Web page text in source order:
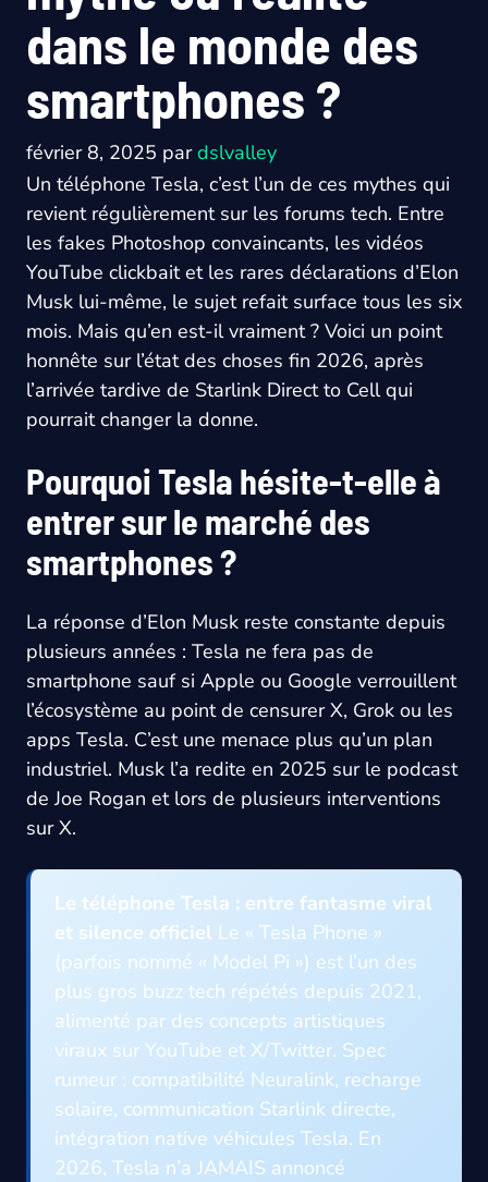
dans le monde des
smartphones ?
février 8, 2025 pardslvalley
Un téléphone Tesla, c’est l’un de ces mythes qui
revient régulièrement sur les forums tech. Entre
les fakes Photoshop convaincants, les vidéos
YouTube clickbait et les rares déclarations d’Elon
Musk lui-même, le sujet refait surface tous les six
mois. Mais qu’en est-il vraiment ? Voici un point
honnête sur l’état des choses fin 2026, après
l’arrivée tardive de Starlink Direct to Cell qui
pourrait changer la donne.
Pourquoi Tesla hésite-t-elle à
entrer sur le marché des
smartphones ?
La réponse d’Elon Musk reste constante depuis
plusieurs années : Tesla ne fera pas de
smartphone sauf si Apple ou Google verrouillent
l’écosystème au point de censurer X, Grok ou les
apps Tesla. C’est une menace plus qu’un plan
industriel. Musk l’a redite en 2025 sur le podcast
de Joe Rogan et lors de plusieurs interventions
sur X.
Le téléphone Tesla : entre fantasme viral
et silence officiel Le « Tesla Phone »
(parfois nommé « Model Pi ») est l’un des
plus gros buzz tech répétés depuis 2021,
alimenté par des concepts artistiques
viraux sur YouTube et X/Twitter. Spec
rumeur : compatibilité Neuralink, recharge
solaire, communication Starlink directe,
intégration native véhicules Tesla. En
2026, Tesla n’a JAMAIS annoncé